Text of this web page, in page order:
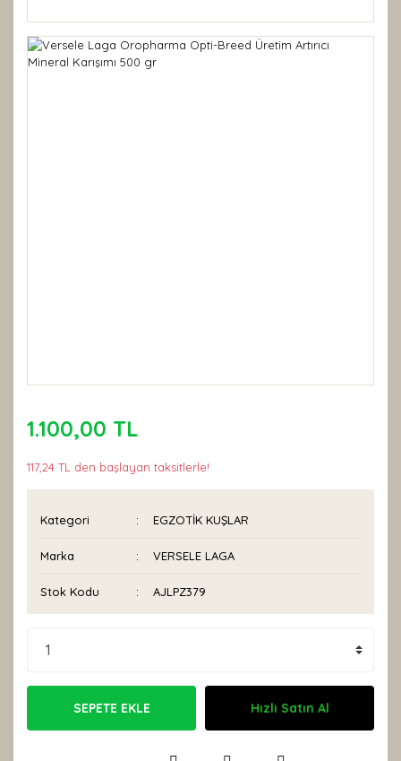
1.100,00 TL
117,24 TL den başlayan taksitlerle!
Kategori EGZOTİK KUŞLAR
Marka VERSELE LAGA
Stok Kodu AJLPZ379
SEPETE EKLE Hızlı Satın Al